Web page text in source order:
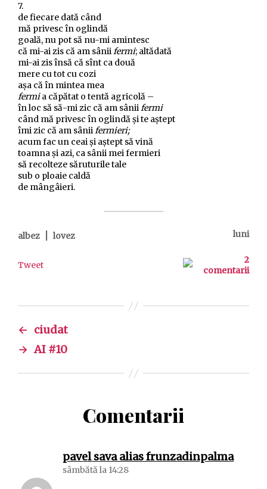
7.
de fiecare dată când
mă privesc în oglindă
goală, nu pot să nu-mi amintesc
că mi-ai zis că am sâniifermi; altădată
mi-ai zis însă că sînt ca două
mere cu tot cu cozi
așa că în mintea mea
fermia căpătat o tentă agricolă –
în loc să să-mi zic că am sâniifermi
când mă privesc în oglindă și te aștept
îmi zic că am sâniifermieri;
acum fac un ceai și aștept să vină
toamna și azi, ca sânii mei fermieri
să recolteze săruturile tale
sub o ploaie caldă
de mângâieri.
albez lovez luni
Tweet
2
comentarii
← ciudat
→ AI #10
Comentarii
pavel sava alias frunzadinpalma
sâmbătă la 14:28